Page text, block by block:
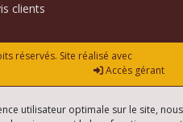
clients
réservés. Site réalisé avec
Accès gérant
utilisateur optimale sur le site, nous